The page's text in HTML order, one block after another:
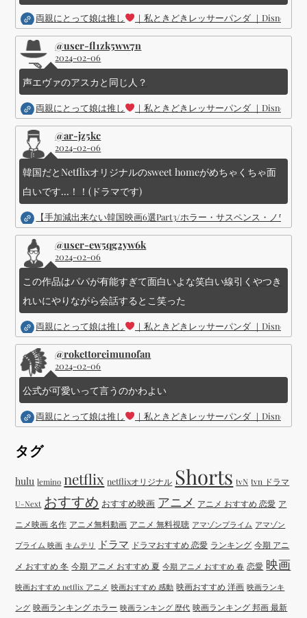
両親にとって娘は推し ｜私ときどきレッサーパンダ ｜Disney (
@user-fl1zk5ww7n
2024-02-06
声エヴァのアスカと同じ人？
両親にとって娘は推し ｜私ときどきレッサーパンダ ｜Disney (
@ar-jz5kc
2024-02-06
韓国だとNetflixオリジナルのsweet homeがめちゃくちゃ面
白いです...！！(ドラマです)
【手加減出来ない韓国映画6選Part3/ホラー・サスペンス・ノワー
@user-ew5qg2yw6k
2024-02-06
この作品はパパが有能すぎて面白いよな笑白い線引くやつき
れいにやりながら会話するとこ笑った
両親にとって娘は推し ｜私ときどきレッサーパンダ ｜Disney (
@rokettoreimunofan
2024-02-06
公式が可愛いって言うのかわよい
両親にとって娘は推し ｜私ときどきレッサーパンダ ｜Disney (
タグ
hulu lemino netflix netflixオリジナル Shorts tvN tvn ドラマ
U-Next おすすめ おすすめ映画 アニメ アニメ おすすめ 恋愛 ア
ニメ映画 名作 アニメ無料動画 アニメ 無料視聴 アマゾンプライム アマゾン
プライム 映画 キムテリ ドラマ ドラマおすすめ 恋愛 ランキング 今期 アニ
メ おすすめ 冬 今期 アニメ おすすめ 夏 今期 アニメ おすすめ 春 恋愛 映画
映画おすすめ netflix アニメ 映画おすすめ 感動 映画おすすめ 洋画 映画ランキ
ング 映画ランキング ホラー 映画ランキング 歴代 映画ランキング 邦画 最新